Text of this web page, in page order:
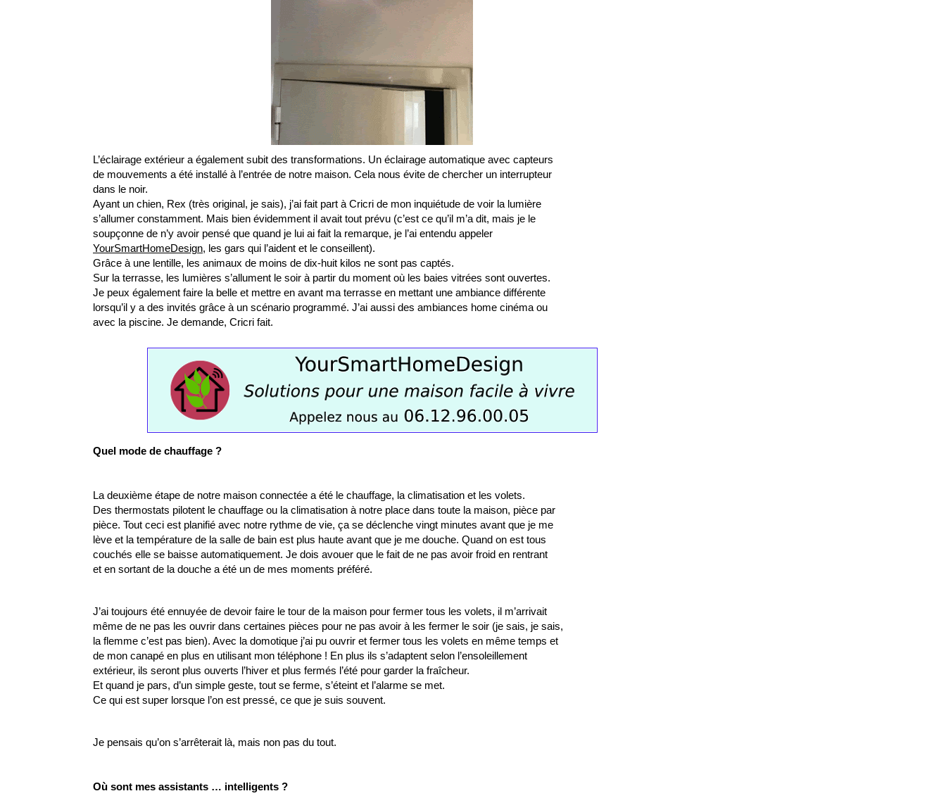
L’éclairage extérieur a également subit des transformations. Un éclairage automatique avec capteurs
de mouvements a été installé à l’entrée de notre maison. Cela nous évite de chercher un interrupteur
dans le noir.
Ayant un chien, Rex (très original, je sais), j’ai fait part à Cricri de mon inquiétude de voir la lumière
s’allumer constamment. Mais bien évidemment il avait tout prévu (c’est ce qu’il m’a dit, mais je le
soupçonne de n’y avoir pensé que quand je lui ai fait la remarque, je l’ai entendu appeler
YourSmartHomeDesign, les gars qui l’aident et le conseillent).
Grâce à une lentille, les animaux de moins de dix-huit kilos ne sont pas captés.
Sur la terrasse, les lumières s’allument le soir à partir du moment où les baies vitrées sont ouvertes.
Je peux également faire la belle et mettre en avant ma terrasse en mettant une ambiance différente
lorsqu’il y a des invités grâce à un scénario programmé. J’ai aussi des ambiances home cinéma ou
avec la piscine. Je demande, Cricri fait.
Quel mode de chauffage ?
La deuxième étape de notre maison connectée a été le chauffage, la climatisation et les volets.
Des thermostats pilotent le chauffage ou la climatisation à notre place dans toute la maison, pièce par
pièce. Tout ceci est planifié avec notre rythme de vie, ça se déclenche vingt minutes avant que je me
lève et la température de la salle de bain est plus haute avant que je me douche. Quand on est tous
couchés elle se baisse automatiquement. Je dois avouer que le fait de ne pas avoir froid en rentrant
et en sortant de la douche a été un de mes moments préféré.
J’ai toujours été ennuyée de devoir faire le tour de la maison pour fermer tous les volets, il m’arrivait
même de ne pas les ouvrir dans certaines pièces pour ne pas avoir à les fermer le soir (je sais, je sais,
la flemme c’est pas bien). Avec la domotique j’ai pu ouvrir et fermer tous les volets en même temps et
de mon canapé en plus en utilisant mon téléphone ! En plus ils s’adaptent selon l’ensoleillement
extérieur, ils seront plus ouverts l’hiver et plus fermés l’été pour garder la fraîcheur.
Et quand je pars, d’un simple geste, tout se ferme, s’éteint et l’alarme se met.
Ce qui est super lorsque l’on est pressé, ce que je suis souvent.
Je pensais qu’on s’arrêterait là, mais non pas du tout.
Où sont mes assistants … intelligents ?